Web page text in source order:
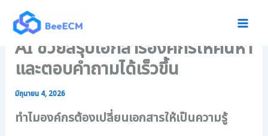
content
AI ช่วยสรุปเอกสารองค์กรให้ค้นหา
และตอบคำถามได้เร็วขึ้น
มิถุนายน 4, 2026
ทำไมองค์กรต้องเปลี่ยนเอกสารให้เป็นความรู้
ใ
ช้
ท
ค
น
ล
ป
ร
แ
ก
ม
ด
เ
ริ่
ม
ต้
น
ป็
อ